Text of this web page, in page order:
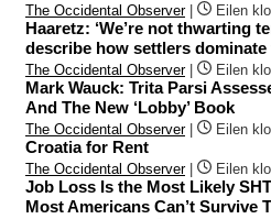
The Occidental Observer| Eilen
Haaretz: ‘We’re not thwarting
describe how settlers dominate
The Occidental Observer| Eilen
Mark Wauck: Trita Parsi
And The New ‘Lobby’ Book
The Occidental Observer| Eilen
Croatia for Rent
The Occidental Observer| Eilen
Job Loss Is the Most Likely
Most Americans Can’t Survive